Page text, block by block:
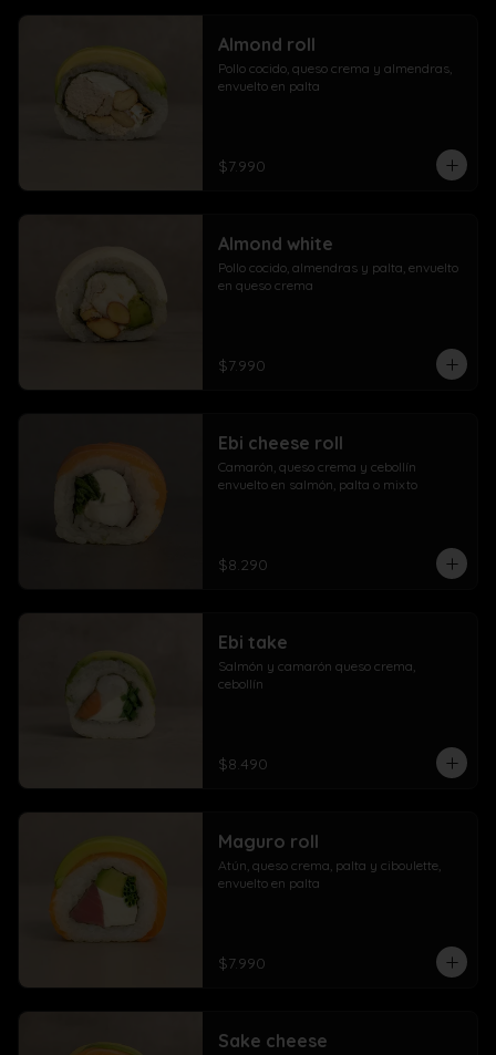
Almond roll
Pollo cocido, queso crema y almendras,
envuelto en palta
$7.990
Almond white
Pollo cocido, almendras y palta, envuelto
en queso crema
$7.990
Ebi cheese roll
Camarón, queso crema y cebollín
envuelto en salmón, palta o mixto
$8.290
Ebi take
Salmón y camarón queso crema,
cebollín
$8.490
Maguro roll
Atún, queso crema, palta y ciboulette,
envuelto en palta
$7.990
Sake cheese